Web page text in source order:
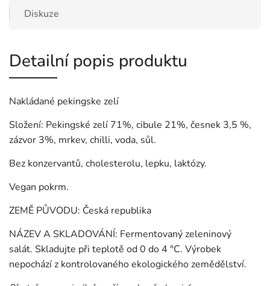
Diskuze
Detailní popis produktu
Nakládané pekingske zelí
Složení: Pekingské zelí 71%, cibule 21%, česnek 3,5 %,
zázvor 3%, mrkev, chilli, voda, sůl.
Bez konzervantů, cholesterolu, lepku, laktózy.
Vegan pokrm.
ZEMĚ PŮVODU: Česká republika
NÁZEV A SKLADOVÁNÍ: Fermentovaný zeleninový
salát. Skladujte při teplotě od 0 do 4 °C. Výrobek
nepochází z kontrolovaného ekologického zemědělství.